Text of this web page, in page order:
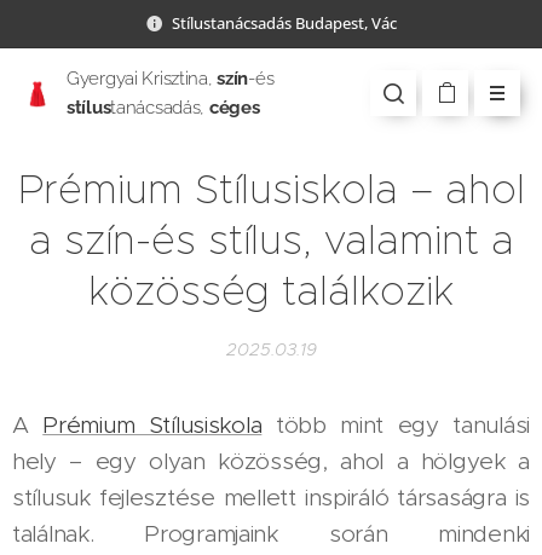
Stílustanácsadás Budapest, Vác
Gyergyai Krisztina, szín-és
stílustanácsadás, céges
Prémium Stílusiskola – ahol
a szín-és stílus, valamint a
közösség találkozik
2025.03.19
A Prémium Stílusiskola több mint egy tanulási
hely – egy olyan közösség, ahol a hölgyek a
stílusuk fejlesztése mellett inspiráló társaságra is
találnak. Programjaink során mindenki